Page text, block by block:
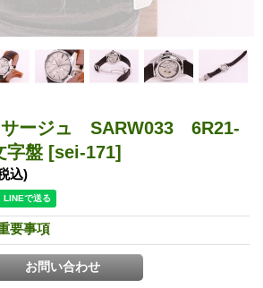
ージュ SARW033 6R21-
字盤 [sei-171]
込)
要事項